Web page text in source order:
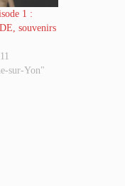
1 :
souvenirs
sur-Yon"